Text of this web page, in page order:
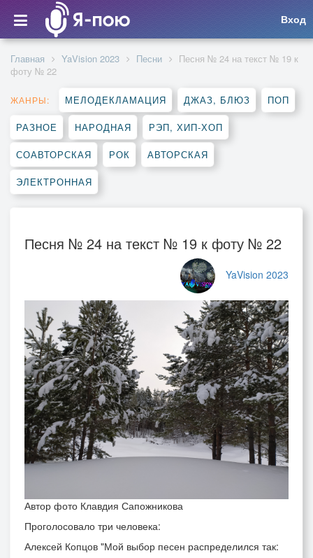
Вход
Главная YaVision 2023 Песни
Песня № 24 на текст № 19 к
фоту № 22
ЖАНРЫ: МЕЛОДЕКЛАМАЦИЯ ДЖАЗ, БЛЮЗ ПОП
РАЗНОЕ НАРОДНАЯ РЭП, ХИП-ХОП
СОАВТОРСКАЯ РОК АВТОРСКАЯ
ЭЛЕКТРОННАЯ
Песня № 24 на текст № 19 к фоту № 22
YaVision 2023
Автор фото Клавдия Сапожникова
Проголосовало три человека:
Алексей Копцов "Мой выбор песен распределился так: